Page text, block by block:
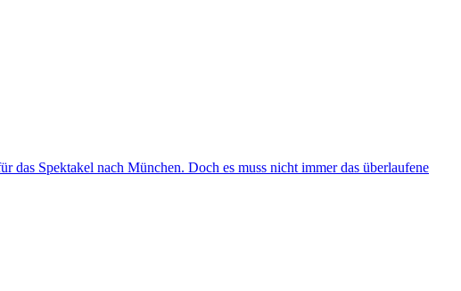
das Spektakel nach München. Doch es muss nicht immer das überlaufene